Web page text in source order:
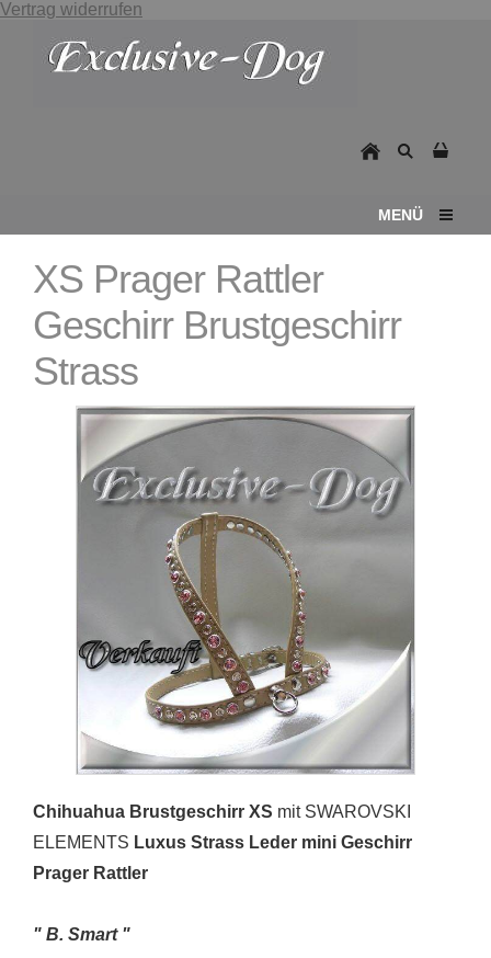
Vertrag widerrufen
MENÜ
XS Prager Rattler
Geschirr Brustgeschirr
Strass
Chihuahua Brustgeschirr XS mit SWAROVSKI
ELEMENTS Luxus Strass Leder mini Geschirr
Prager Rattler
" B. Smart "